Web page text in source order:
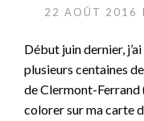
22 AOÛT 2016
Début juin dernier,
plusieurs centaines
de Clermont-Ferrand
colorer sur ma carte